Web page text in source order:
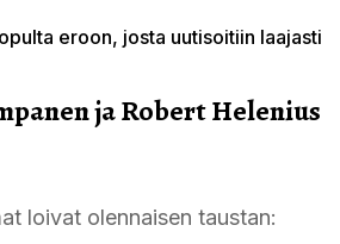
eroon, josta uutisoitiin laajasti
ja Robert Helenius
loivat olennaisen taustan: